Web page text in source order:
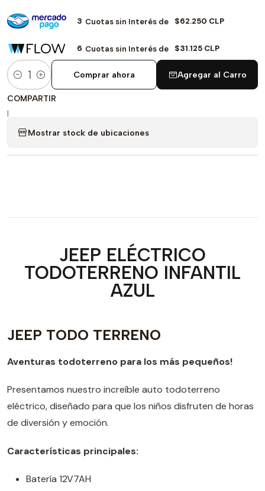
3 Cuotas sin Interés de $62.250 CLP
6 Cuotas sin Interés de $31.125 CLP
Cantidad
Agregar al Carro
Comprar ahora
COMPARTIR
|
Mostrar stock de ubicaciones
JEEP ELÉCTRICO
TODOTERRENO INFANTIL
AZUL
JEEP TODO TERRENO
Aventuras todoterreno para los más pequeños!
Presentamos nuestro increíble auto todoterreno
eléctrico, diseñado para que los niños disfruten de horas
de diversión y emoción.
Características principales:
Batería 12V7AH